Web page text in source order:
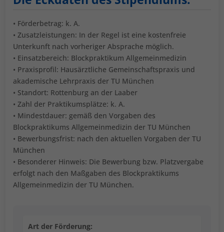
• Förderbetrag: k. A.
• Zusatzleistungen: In der Regel ist eine kostenfreie
Unterkunft nach vorheriger Absprache möglich.
• Einsatzbereich: Blockpraktikum Allgemeinmedizin
• Praxisprofil: Hausärztliche Gemeinschaftspraxis und
akademische Lehrpraxis der TU München
• Standort: Rottenburg an der Laaber
• Zahl der Praktikumsplätze: k. A.
• Mindestdauer: gemäß den Vorgaben des
Blockpraktikums Allgemeinmedizin der TU München
• Bewerbungsfrist: nach den aktuellen Vorgaben der TU
München
• Besonderer Hinweis: Die Bewerbung bzw. Platzvergabe
erfolgt nach den Maßgaben des Blockpraktikums
Allgemeinmedizin der TU München.
Art der Förderung: